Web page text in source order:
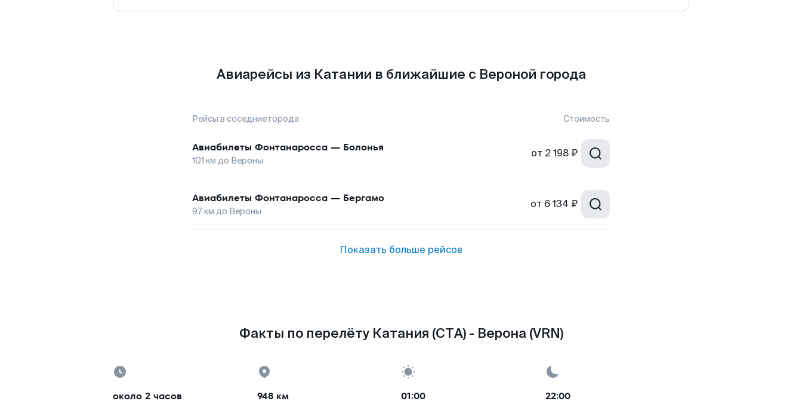
Авиарейсы из Катании в ближайшие с Вероной города
Рейсы в соседние города Стоимость
Авиабилеты Фонтанаросса — Болонья
101 км до Вероны
от 2 198 ₽
Авиабилеты Фонтанаросса — Бергамо
97км до Вероны
от 6 134 ₽
Показать больше рейсов
Факты по перелёту Катания (CTA) - Верона (VRN)
около 2 часов 948 км 01:00 22:00